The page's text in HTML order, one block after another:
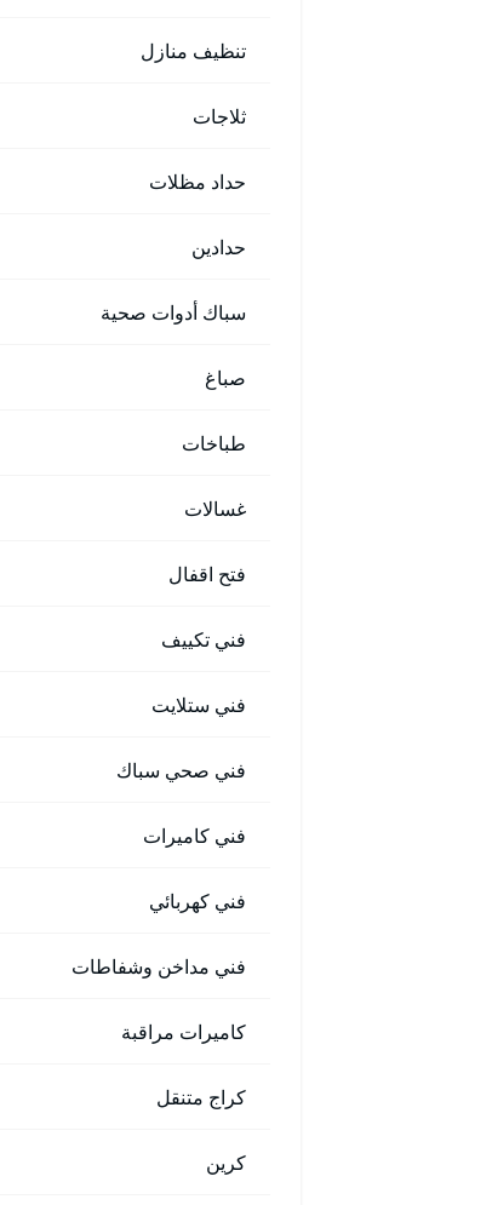
تنظيف منازل
ثلاجات
حداد مظلات
حدادين
سباك أدوات صحية
صباغ
طباخات
غسالات
فتح اقفال
فني تكييف
فني ستلايت
فني صحي سباك
فني كاميرات
فني كهربائي
فني مداخن وشفاطات
كاميرات مراقبة
كراج متنقل
كرين